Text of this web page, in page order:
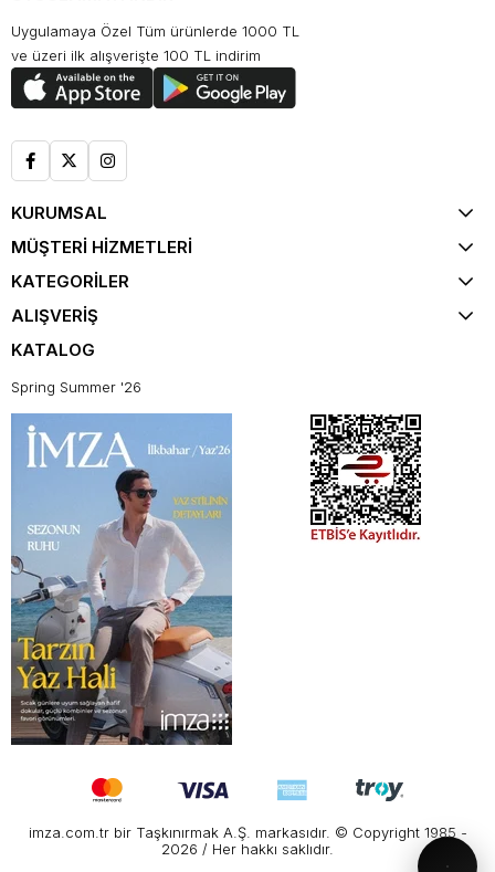
Uygulamaya Özel Tüm ürünlerde 1000 TL
ve üzeri ilk alışverişte 100 TL indirim
KURUMSAL
MÜŞTERİ HİZMETLERİ
KATEGORİLER
ALIŞVERİŞ
KATALOG
Spring Summer '26
imza.com.tr bir Taşkınırmak A.Ş. markasıdır. © Copyright 1985 -
2026 / Her hakkı saklıdır.